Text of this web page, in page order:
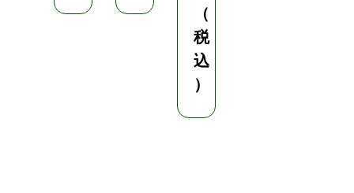
（
税
込
）